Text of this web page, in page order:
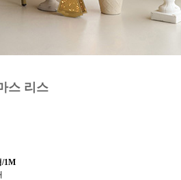
스 리스
/1M